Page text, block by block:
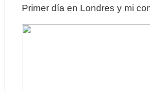
Primer día en Londres y mi